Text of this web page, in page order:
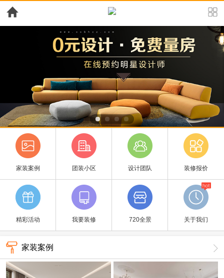
家装案例 团装小区 设计团队 装修报价
精彩活动 我要装修 720全景 关于我们
家装案例